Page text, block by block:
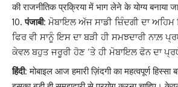
की राजनीतिक प्रक्रिया में भाग लेने के योग्य बनाया
पंजाबी: ਮੋਬਾਇਲ ਅੱਜ ਸਾਡੀ ਜ਼ਿੰਦਗੀ ਦਾ ਅਹਿਮ
ਫਿਰ ਵੀ ਸਾਨੂੰ ਇਸ ਦਾ ਬੜੀ ਹੀ ਸਮਝਦਾਰੀ ਨਾਲ਼
ਕੇਵਲ ਬਹੁਤ ਜਰੂਰੀ ਹੋਣ ‘ਤੇ ਹੀ ਮੋਬਾਇਲ ਫੋਨ ਦਾ
हिंदी: मोबाइल आज हमारी ज़िंदगी का महत्वपूर्ण